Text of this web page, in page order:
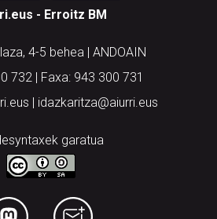
- Erroitz BM
4-5 behea | ANDOAIN
732 | Faxa: 943 300 731
| idazkaritza@aiurri.eus
garatua